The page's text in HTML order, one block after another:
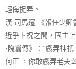
戲
弄
的
英
文
翻
輕侮捉弄。
漢 司馬遷 《報任少卿
近乎卜祝之間，固主
·隗囂傳》：“戲弄神
何正 ，你敢戲弄老夫